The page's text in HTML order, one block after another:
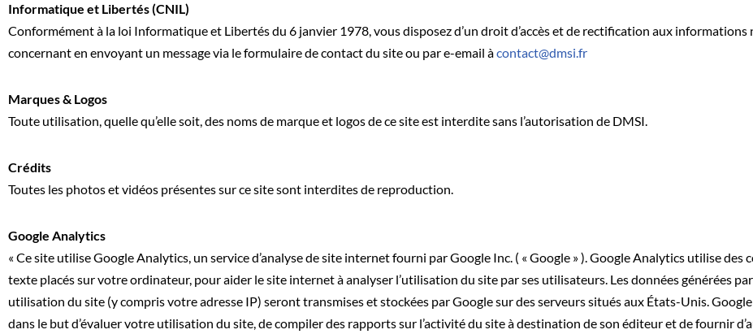
Informatique et Libertés (CNIL)
Conformément à la loi Informatique et Libertés du 6 janvier 1978, vous disposez d’un droit d’accès et de rectification aux
concernant en envoyant un message via le formulaire de contact du site ou par e-email àcontact@dmsi.fr
Marques & Logos
Toute utilisation, quelle qu’elle soit, des noms de marque et logos de ce site est interdite sans l’autorisation de DMSI.
Crédits
Toutes les photos et vidéos présentes sur ce site sont interdites de reproduction.
Google Analytics
« Ce site utilise Google Analytics, un service d’analyse de site internet fourni par Google Inc. ( « Google » ). Google Analytics utilise des
texte placés sur votre ordinateur, pour aider le site internet à analyser l’utilisation du site par ses utilisateurs. Les données générées
utilisation du site (y compris votre adresse IP) seront transmises et stockées par Google sur des serveurs situés aux États-Unis.
dans le but d’évaluer votre utilisation du site, de compiler des rapports sur l’activité du site à destination de son éditeur et de fournir